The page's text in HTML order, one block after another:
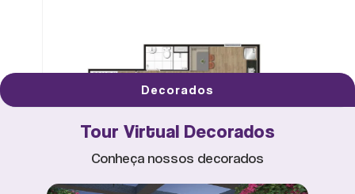
COWORKING
Decorados
Tour Virtual Decorados
Conheça nossos decorados